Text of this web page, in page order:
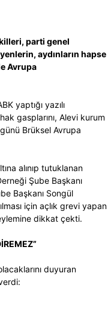
parti genel
aydınların hapse
Avrupa
yaptığı yazılı
gasplarını, Alevi kurum
Brüksel Avrupa
alınıp tutuklanan
Şube Başkanı
Başkanı Songül
için açlık grevi yapan
dikkat çekti.
duyuran